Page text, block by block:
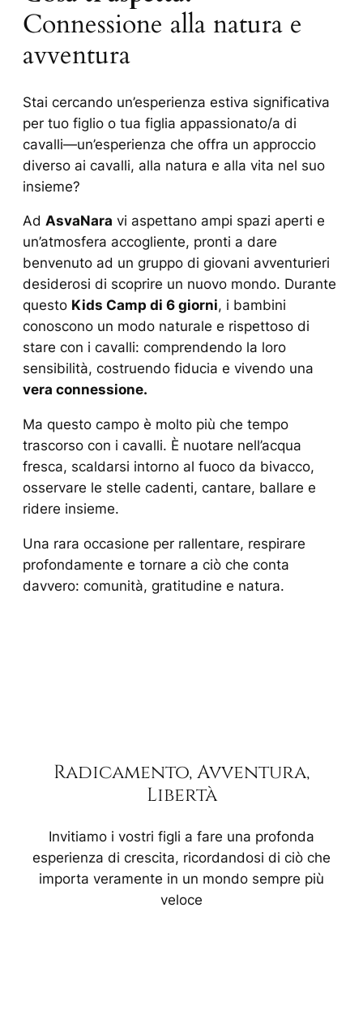
Connessione alla natura e
avventura
Stai cercando un’esperienza estiva significativa
per tuo figlio o tua figlia appassionato/a di
cavalli—un’esperienza che offra un approccio
diverso ai cavalli, alla natura e alla vita nel suo
insieme?
Ad AsvaNara vi aspettano ampi spazi aperti e
un’atmosfera accogliente, pronti a dare
benvenuto ad un gruppo di giovani avventurieri
desiderosi di scoprire un nuovo mondo. Durante
questo Kids Camp di 6 giorni, i bambini
conoscono un modo naturale e rispettoso di
stare con i cavalli: comprendendo la loro
sensibilità, costruendo fiducia e vivendo una
vera connessione.
Ma questo campo è molto più che tempo
trascorso con i cavalli. È nuotare nell’acqua
fresca, scaldarsi intorno al fuoco da bivacco,
osservare le stelle cadenti, cantare, ballare e
ridere insieme.
Una rara occasione per rallentare, respirare
profondamente e tornare a ciò che conta
davvero: comunità, gratitudine e natura.
Radicamento, Avventura,
Libertà
Invitiamo i vostri figli a fare una profonda
esperienza di crescita, ricordandosi di ciò che
importa veramente in un mondo sempre più
veloce